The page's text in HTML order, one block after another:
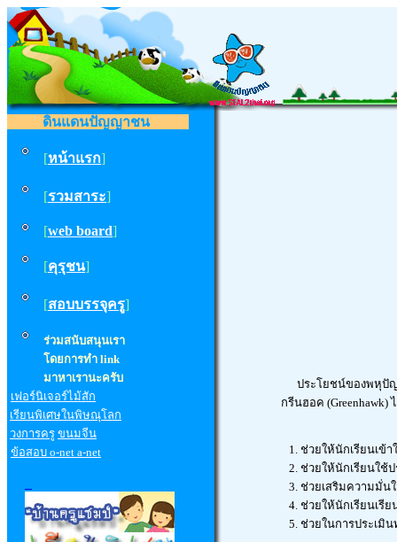
ดินแดนปัญญาชน
[หน้าแรก]
[รวมสาระ]
[web board]
[คุรุชน]
[สอบบรรจุครู]
ร่วมสนับสนุนเรา
โดยการทำ link
มาหาเรานะครับ
เฟอร์นิเจอร์ไม้สัก
เรียนพิเศษในพิษณุโลก
วงการครู ขนมจีน
ข้อสอบ o-net a-net
ประโยชน์ของพหุปั
กรีนฮอค
1. ช่วยให้นักเรียนเข้
2. ช่วยให้นักเรียนใช้
3. ช่วยเสริมความมั่น
4. ช่วยให้นักเรียนเรี
5. ช่วยในการประเมิ